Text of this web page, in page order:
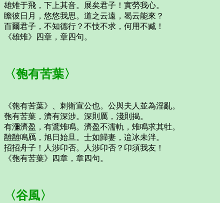
雄雉于飛，下上其音。展矣君子！實勞我心。
瞻彼日月，悠悠我思。道之云遠，曷云能來？
百爾君子，不知德行？不忮不求，何用不臧！
《雄雉》四章，章四句。
〈匏有苦葉〉
《匏有苦葉》、刺衛宣公也。公與夫人並為淫亂。
匏有苦葉，濟有深涉。深則厲，淺則揭。
有瀰濟盈，有鷕雉鳴。濟盈不濡軌，雉鳴求其牡。
雝雝鳴鴈，旭日始旦。士如歸妻，迨冰未泮。
招招舟子！人涉卬否。人涉卬否？卬須我友！
《匏有苦葉》四章，章四句。
〈谷風〉